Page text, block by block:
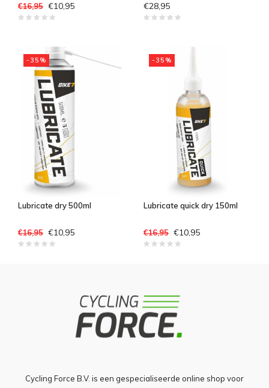
€16,95 €10,95 €28,95
-35%
Lubricate dry 500ml
€16,95 €10,95
-35%
Lubricate quick dry 150ml
€16,95 €10,95
Cycling Force B.V. is een gespecialiseerde online shop voor